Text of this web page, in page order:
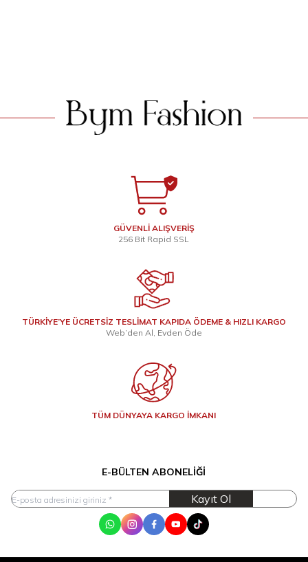
GÜVENLİ ALIŞVERİŞ
256 Bit Rapid SSL
TÜRKİYE’YE ÜCRETSİZ TESLİMAT KAPIDA ÖDEME & HIZLI KARGO
Web’den Al, Evden Öde
TÜM DÜNYAYA KARGO İMKANI
E-BÜLTEN ABONELIĞI
Kayıt Ol
WhatsApp
InstagramFacebook
YoutubeTik Tok